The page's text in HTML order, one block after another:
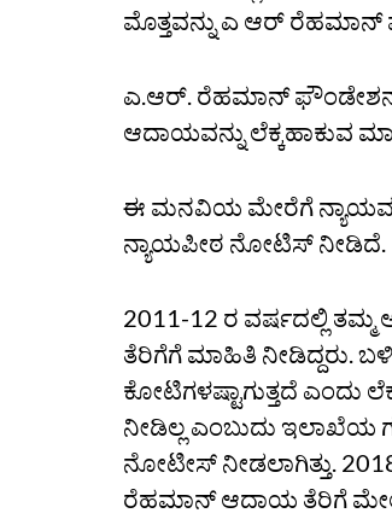
ಮೊತ್ತವನ್ನು ಎ ಆರ್ ರೆಹಮಾನ್
ಎ.ಆರ್. ರೆಹಮಾನ್ ಫೌಂಡೇಶನ್‌ನ
ಆದಾಯವನ್ನು ಲೆಕ್ಕಹಾಕುವ
ಈ ಮನವಿಯ ಮೇರೆಗೆ
ನ್ಯಾಯಪೀಠ ನೋಟಿಸ್ ನೀಡಿದೆ.
2011-12 ರ ವರ್ಷದಲ್ಲಿ
ತೆರಿಗೆಗೆ ಮಾಹಿತಿ ನೀಡಿದ್ದರು.
ಕೋಟಿಗಳಷ್ಟಾಗುತ್ತದೆ ಎಂದು
ನೀಡಿಲ್ಲ ಎಂಬುದು ಇಲಾಖೆಯ
ನೋಟೀಸ್ ನೀಡಲಾಗಿತ್ತು.
ರೆಹಮಾನ್ ಆದಾಯ ತೆರಿಗೆ